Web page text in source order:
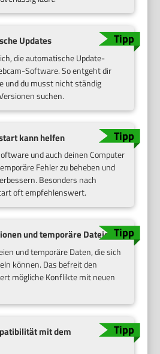
Updates
die automatische Update-
Software. So entgeht dir
und du musst nicht ständig
suchen.
kann helfen
und auch deinen Computer
Fehler zu beheben und
Besonders nach
oft empfehlenswert.
und temporäre Dateien
und temporäre Daten, die sich
können. Das befreit den
mögliche Konflikte mit neuen
mit dem